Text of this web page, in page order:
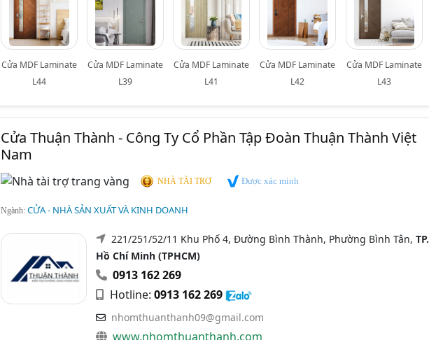
Cửa MDF Laminate
L44
Cửa MDF Laminate
L39
Cửa MDF Laminate
L41
Cửa MDF Laminate
L42
Cửa MDF Laminate
L43
Cửa Thuận Thành - Công Ty Cổ Phần Tập Đoàn Thuận Thành Việt
Nam
NHÀ TÀI TRỢ Được xác minh
Ngành: CỬA - NHÀ SẢN XUẤT VÀ KINH DOANH
221/251/52/11 Khu Phố 4, Đường Bình Thành, Phường Bình Tân, TP.
Hồ Chí Minh (TPHCM)
0913 162 269
Hotline: 0913 162 269
nhomthuanthanh09@gmail.com
www.nhomthuanthanh.com